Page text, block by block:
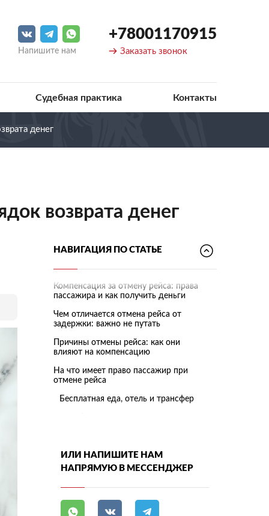
Напишите нам
+78001170915
Заказать звонок
Судебная практика Контакты
денег
возврата денег
НАВИГАЦИЯ ПО СТАТЬЕ
Компенсация за отмену рейса: права
пассажира и как получить деньги
Чем отличается отмена рейса от
задержки: важно не путать
Причины отмены рейса: как они
влияют на компенсацию
На что имеет право пассажир при
отмене рейса
Бесплатная еда, отель и трансфер
Денежная компенсация по
международным нормам
Варианты компенсации: возврат денег,
ИЛИ НАПИШИТЕ НАМ
НАПРЯМУЮ В МЕССЕНДЖЕР